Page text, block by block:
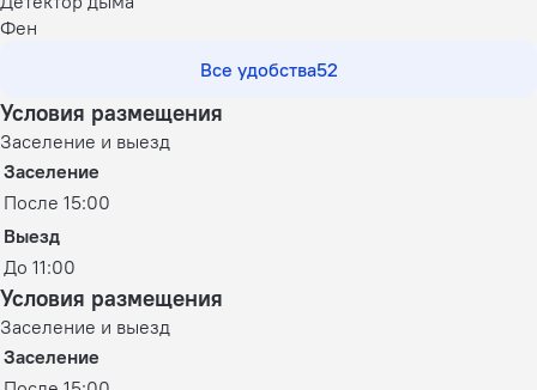
Фен
Все удобства52
Условия размещения
Заселение и выезд
Заселение
После 15:00
Выезд
До 11:00
Условия размещения
Заселение и выезд
Заселение